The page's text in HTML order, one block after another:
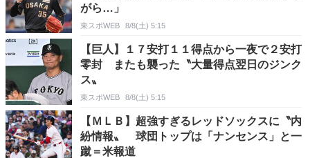
がら…」
東スポWEB 8/8(土) 5:15
【巨人】１７安打１１得点から一夜で２安打
零封 またも襲った〝大量得点翌日のジンク
ス〟
東スポWEB 8/8(土) 5:15
【ＭＬＢ】超強すぎるレッドソックスに〝内
紛情報〟 球団トップは「ナンセンス」と一
蹴＝米報道